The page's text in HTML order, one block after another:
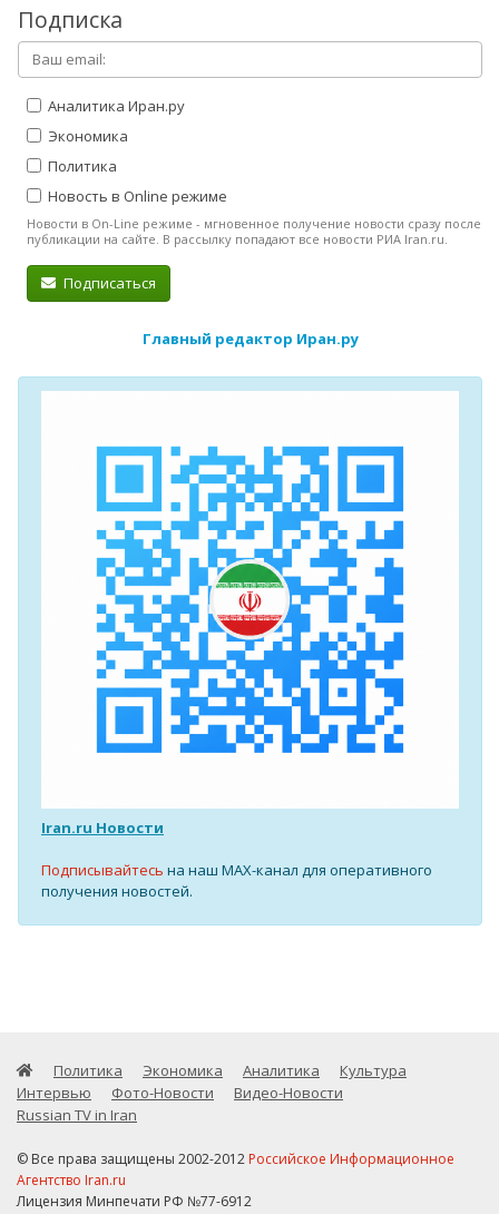
Подписка
Аналитика Иран.ру
Экономика
Политика
Новость в Online режиме
Новости в On-Line режиме - мгновенное получение новости сразу после
публикации на сайте. В рассылку попадают все новости РИА Iran.ru.
Подписаться
Главный редактор Иран.ру
Iran.ru Новости
Подписывайтесь на наш MAX-канал для оперативного
получения новостей.
Политика Экономика Аналитика
Культура
Интервью
Фото-Новости
Видео-Новости
Russian TV in Iran
© Все права защищены 2002-2012 Российское Информационное
Агентство Iran.ru
Лицензия Минпечати РФ №77-6912